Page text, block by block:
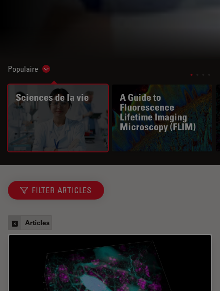
Populaire Show subnavigation
Sciences de la vie
A Guide to
Fluorescence
Lifetime Imaging
Microscopy (FLIM)
FILTER ARTICLES
Articles